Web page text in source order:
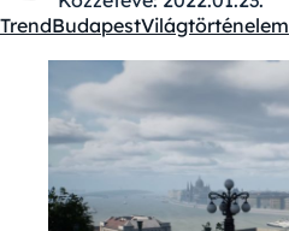
Kategóriák:
TrendBudapestVilágtörténelem